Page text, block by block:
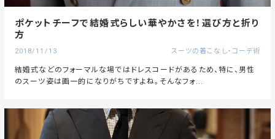
ポケットチーフで結婚式らしい華やかさを！選び方と折り
方
2018/11/13 スーツの着こなし・コーデ術
結婚式などのフォーマルな場ではドレスコードがあるため、特に、男性
のスーツ姿は画一的になりがちですよね。そんなフォ...